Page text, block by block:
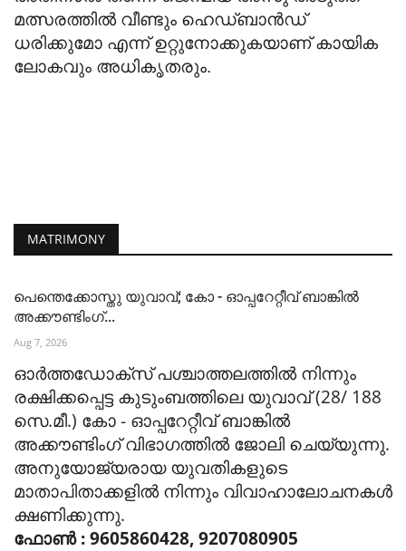
മത്സരത്തില്‍ വീണ്ടും ഹെഡ്ബാന്‍ഡ്
ധരിക്കുമോ എന്ന് ഉറ്റുനോക്കുകയാണ് കായിക
ലോകവും അധികൃതരും.
MATRIMONY
പെന്തെക്കോസ്തു യുവാവ്; കോ - ഓപ്പറേറ്റീവ് ബാങ്കിൽ
അക്കൗണ്ടിംഗ്...
Aug 7, 2026
ഓർത്തഡോക്സ് പശ്ചാത്തലത്തിൽ നിന്നും
രക്ഷിക്കപ്പെട്ട കുടുംബത്തിലെ യുവാവ് (28/ 188
സെ.മീ.) കോ - ഓപ്പറേറ്റീവ് ബാങ്കിൽ
അക്കൗണ്ടിംഗ് വിഭാഗത്തിൽ ജോലി ചെയ്യുന്നു.
അനുയോജ്യരായ യുവതികളുടെ
മാതാപിതാക്കളിൽ നിന്നും വിവാഹാലോചനകൾ
ക്ഷണിക്കുന്നു.
ഫോൺ : 9605860428, 9207080905